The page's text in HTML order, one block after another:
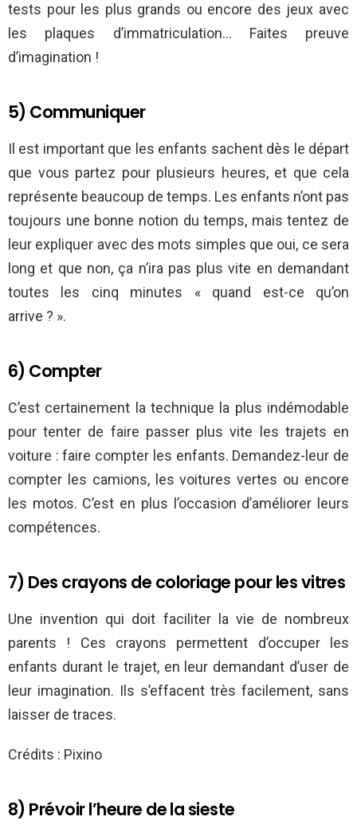
tests pour les plus grands ou encore des jeux avec
les plaques d’immatriculation… Faites preuve
d’imagination !
5) Communiquer
Il est important que les enfants sachent dès le départ
que vous partez pour plusieurs heures, et que cela
représente beaucoup de temps. Les enfants n’ont pas
toujours une bonne notion du temps, mais tentez de
leur expliquer avec des mots simples que oui, ce sera
long et que non, ça n’ira pas plus vite en demandant
toutes les cinq minutes « quand est-ce qu’on
arrive ? ».
6) Compter
C’est certainement la technique la plus indémodable
pour tenter de faire passer plus vite les trajets en
voiture : faire compter les enfants. Demandez-leur de
compter les camions, les voitures vertes ou encore
les motos. C’est en plus l’occasion d’améliorer leurs
compétences.
7) Des crayons de coloriage pour les vitres
Une invention qui doit faciliter la vie de nombreux
parents ! Ces crayons permettent d’occuper les
enfants durant le trajet, en leur demandant d’user de
leur imagination. Ils s’effacent très facilement, sans
laisser de traces.
Crédits : Pixino
8) Prévoir l’heure de la sieste